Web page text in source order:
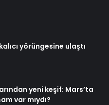
yörüngesine ulaştı
yeni keşif: Mars’ta
var mıydı?